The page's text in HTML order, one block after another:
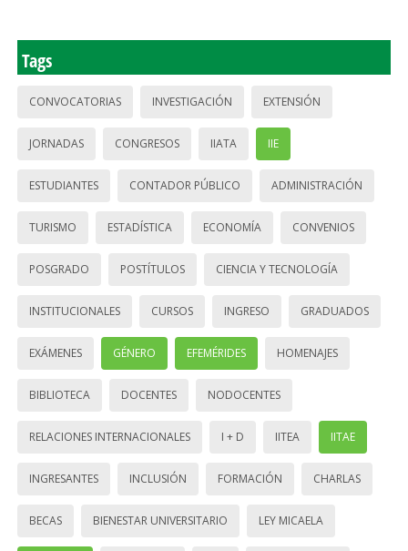
Tags
CONVOCATORIAS INVESTIGACIÓN EXTENSIÓN
JORNADAS CONGRESOS IIATA IIE
ESTUDIANTES CONTADOR PÚBLICO ADMINISTRACIÓN
TURISMO ESTADÍSTICA ECONOMÍA CONVENIOS
POSGRADO POSTÍTULOS CIENCIA Y TECNOLOGÍA
INSTITUCIONALES CURSOS INGRESO GRADUADOS
EXÁMENES GÉNERO EFEMÉRIDES HOMENAJES
BIBLIOTECA DOCENTES NODOCENTES
RELACIONES INTERNACIONALES I + D IITEA IITAE
INGRESANTES INCLUSIÓN FORMACIÓN CHARLAS
BECAS BIENESTAR UNIVERSITARIO LEY MICAELA